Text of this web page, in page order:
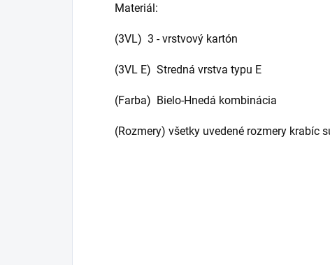
Materiál:
(3VL) 3 - vrstvový kartón
(3VL E) Stredná vrstva typu E
(Farba) Bielo-Hnedá kombinácia
(Rozmery) všetky uvedené rozmery krabíc